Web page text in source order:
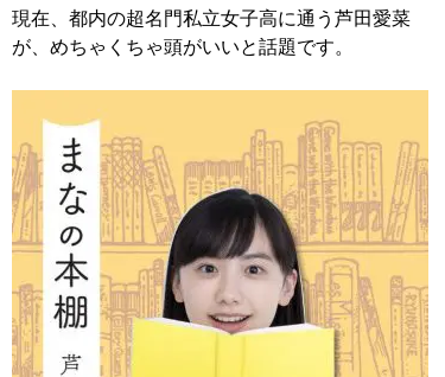
現在、都内の超名門私立女子高に通う芦田愛菜
が、めちゃくちゃ頭がいいと話題です。